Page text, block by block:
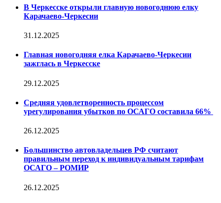
В Черкесске открыли главную новогоднюю елку
Карачаево-Черкесии
31.12.2025
Главная новогодняя елка Карачаево-Черкесии
зажглась в Черкесске
29.12.2025
Средняя удовлетворенность процессом
урегулирования убытков по ОСАГО составила 66%
26.12.2025
Большинство автовладельцев РФ считают
правильным переход к индивидуальным тарифам
ОСАГО – РОМИР
26.12.2025